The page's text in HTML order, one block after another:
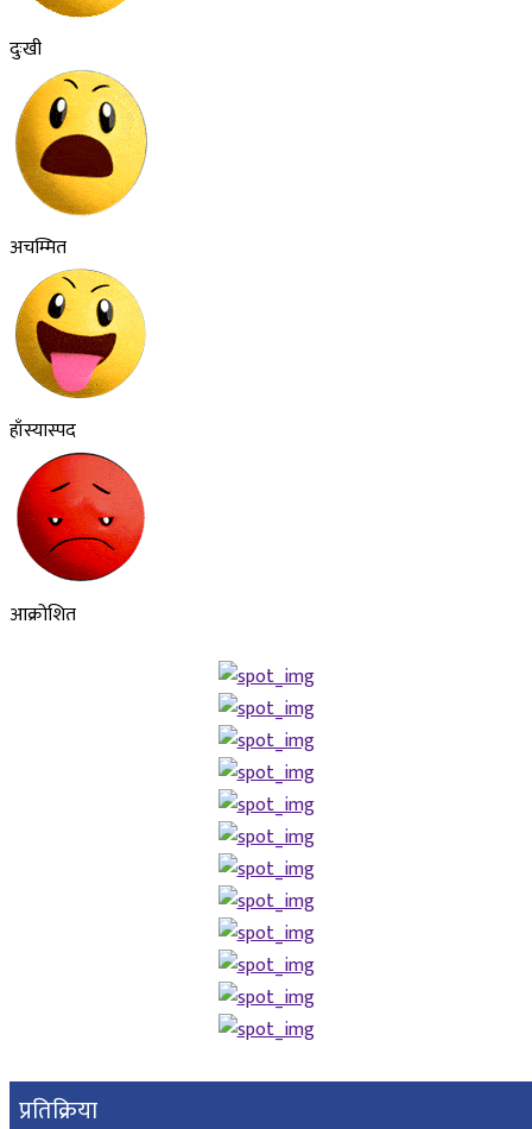
दुःखी
अचम्मित
हाँस्यास्पद
आक्रोशित
प्रतिक्रिया